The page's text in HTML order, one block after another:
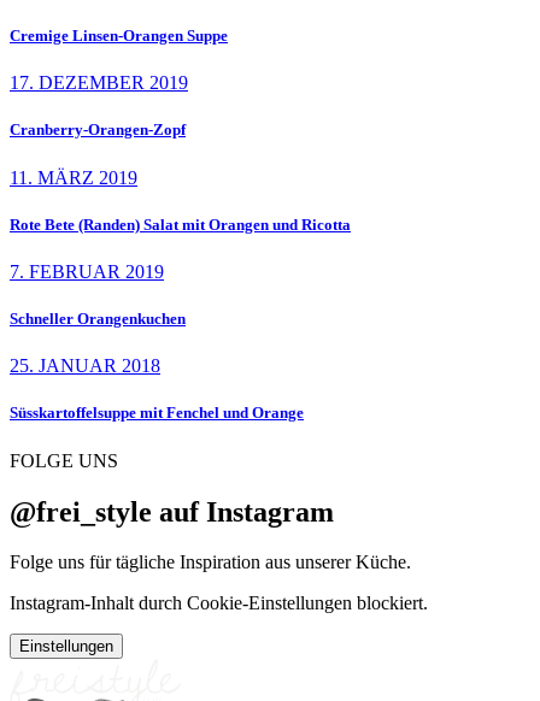
Cremige Linsen-Orangen Suppe
17. DEZEMBER 2019
Cranberry-Orangen-Zopf
11. MÄRZ 2019
Rote Bete (Randen) Salat mit Orangen und Ricotta
7. FEBRUAR 2019
Schneller Orangenkuchen
25. JANUAR 2018
Süsskartoffelsuppe mit Fenchel und Orange
FOLGE UNS
@frei_style auf Instagram
Folge uns für tägliche Inspiration aus unserer Küche.
Instagram-Inhalt durch Cookie-Einstellungen blockiert.
Einstellungen